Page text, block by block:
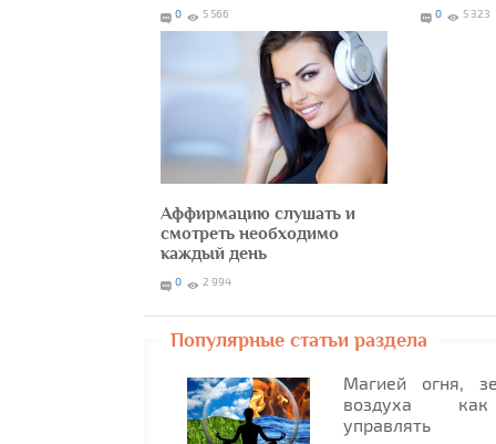
0 5 566 0 5 323
Аффирмацию слушать и
смотреть необходимо
каждый день
0 2 994
Популярные статьи раздела
Магией огня,
воздуха
управлять